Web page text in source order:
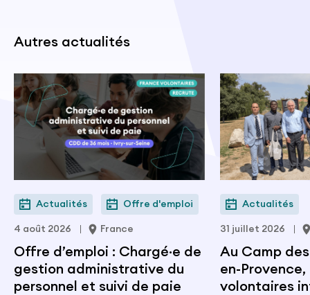
Autres actualités
Actualités Offre d'emploi
4 août 2026 France
Offre d’emploi : Chargé·e de
gestion administrative du
personnel et suivi de paie
Actualités
31 juillet 2026
Au Camp
en-
volontaires